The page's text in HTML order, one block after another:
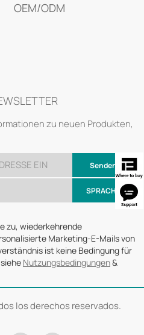
OEM/ODM
zu neuen Produkten,
Senden
SPRACHE
zu, wiederkehrende
Marketing-E-Mails von
ist keine Bedingung für
Nutzungsbedingungen&
los derechos reservados.